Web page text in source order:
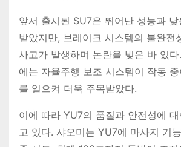
앞서 출시된 SU7은 뛰어난 성능과
받았지만, 브레이크 시스템의 불완전
사고가 발생하며 논란을 빚은 바 있
에는 자율주행 보조 시스템이 작동
를 일으켜 더욱 주목받았다.
이에 따라 YU7의 품질과 안전성에
고 있다. 샤오미는 YU7에 마사지 기